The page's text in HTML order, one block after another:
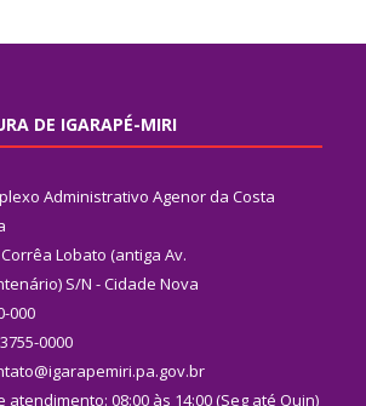
DE IGARAPÉ-MIRI
Administrativo Agenor da Costa
Lobato (antiga Av.
S/N - Cidade Nova
000
0000
atendimento: 08:00 às 14:00 (Seg até Quin)